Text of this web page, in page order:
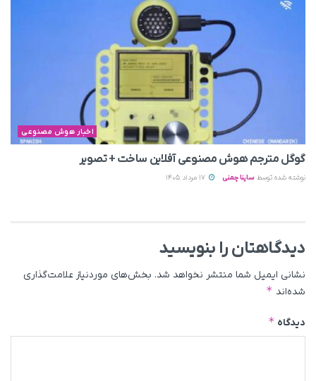
اخبار هوش مصنوعی
گوگل مترجم هوش مصنوعی آفلاین ساخت + تصویر
نوشته شده توسط ساینا چمنی
دیدگاهتان را بنویسید
نشانی ایمیل شما منتشر نخواهد شد. بخش‌های موردنیاز علامت‌گذاری
شده‌اند *
دیدگاه *